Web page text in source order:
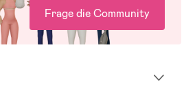
Frage die Community